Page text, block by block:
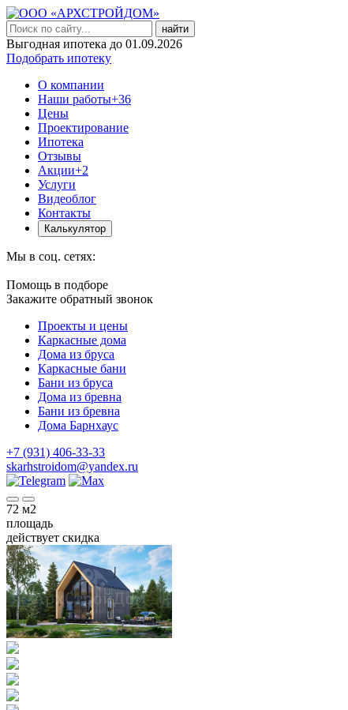
найти
Выгодная ипотека до 01.09.2026
Подобрать ипотеку
О компании
Наши работы+36
Цены
Проектирование
Ипотека
Отзывы
Акции+2
Услуги
Видеоблог
Контакты
Калькулятор
Мы в соц. сетях:
Помощь в подборе
Закажите обратный звонок
Проекты и цены
Каркасные дома
Дома из бруса
Каркасные бани
Бани из бруса
Дома из бревна
Бани из бревна
Дома Барнхаус
+7 (931) 406-33-33
skarhstroidom@yandex.ru
72 м2
площадь
действует скидка